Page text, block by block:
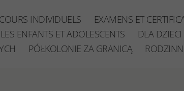
COURS INDIVIDUELS EXAMENS ET
ENFANTS ET ADOLESCENTS DLA DZIECI
PÓŁKOLONIE ZA GRANICĄ